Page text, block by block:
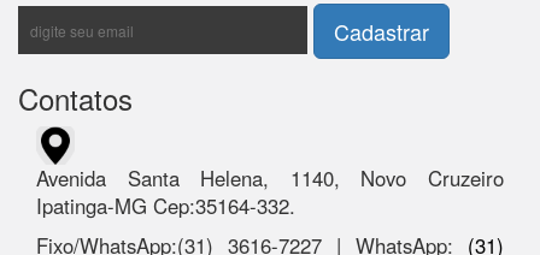
Contatos
Avenida Santa Helena, 1140, Novo Cruzeiro
Ipatinga-MG Cep:35164-332.
Fixo/WhatsApp:(31) 3616-7227 | WhatsApp: (31)